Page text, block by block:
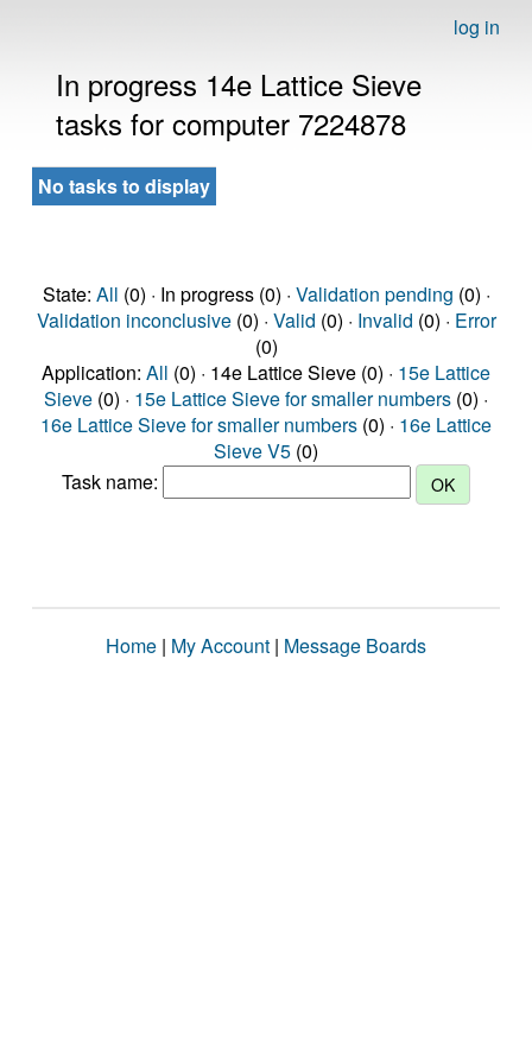
log in
In progress 14e Lattice Sieve
tasks for computer 7224878
No tasks to display
State: All (0) · In progress (0) · Validation pending (0) ·
Validation inconclusive(0) · Valid (0) · Invalid (0) · Error
(0)
Application: All (0) · 14e Lattice Sieve (0) · 15e Lattice
Sieve (0) · 15e Lattice Sieve for smaller numbers (0) ·
16e Lattice Sieve for smaller numbers (0) · 16e Lattice
Sieve V5 (0)
Task name:
Home | My Account | Message Boards